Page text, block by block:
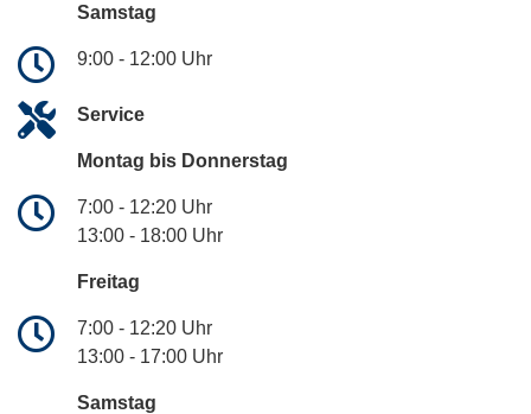
Samstag
9:00 - 12:00 Uhr
Service
Montag bis Donnerstag
7:00 - 12:20 Uhr
13:00 - 18:00 Uhr
Freitag
7:00 - 12:20 Uhr
13:00 - 17:00 Uhr
Samstag